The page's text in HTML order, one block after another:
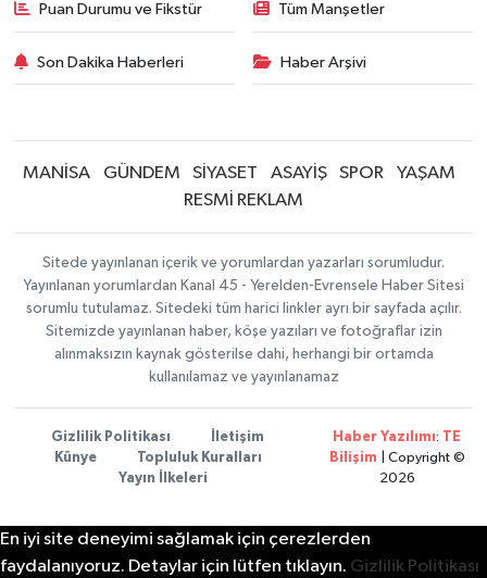
Puan Durumu ve Fikstür Tüm Manşetler
Son Dakika Haberleri Haber Arşivi
MANİSA GÜNDEM SİYASET ASAYİŞ SPOR
YAŞAM
RESMİ REKLAM
Sitede yayınlanan içerik ve yorumlardan yazarları sorumludur.
Yayınlanan yorumlardan Kanal 45 - Yerelden-Evrensele Haber Sitesi
sorumlu tutulamaz. Sitedeki tüm harici linkler ayrı bir sayfada açılır.
Sitemizde yayınlanan haber, köşe yazıları ve fotoğraflar izin
alınmaksızın kaynak gösterilse dahi, herhangi bir ortamda
kullanılamaz ve yayınlanamaz
Gizlilik Politikası
İletişim
Künye
Topluluk Kuralları
Yayın İlkeleri
Haber Yazılımı: TE
Bilişim | Copyright ©
2026
En iyi site deneyimi sağlamak için çerezlerden
faydalanıyoruz. Detaylar için lütfen tıklayın. Gizlilik Politikası